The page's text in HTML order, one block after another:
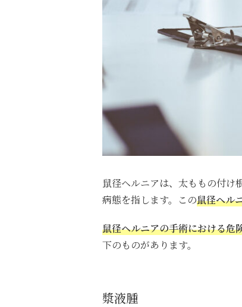
鼠径ヘルニアは、太ももの付け
病態を指します。この鼠径ヘル
鼠径ヘルニアの手術における危
下のものがあります。
漿液腫